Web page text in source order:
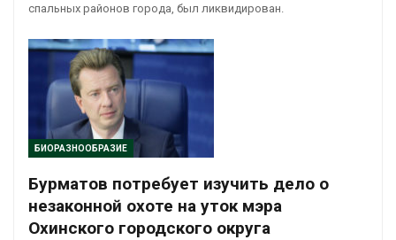
спальных районов города, был ликвидирован.
БИОРАЗНООБРАЗИЕ
Бурматов потребует изучить дело о
незаконной охоте на уток мэра
Охинского городского округа